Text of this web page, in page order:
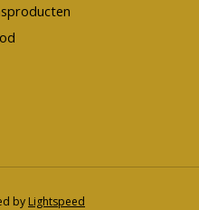
by Lightspeed